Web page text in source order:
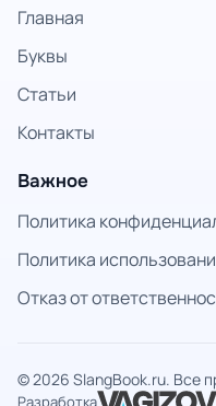
Главная
Буквы
Статьи
Контакты
Важное
Политика
Политика
Отказ от
© 2026 SlangBook.ru. Все
Разработка